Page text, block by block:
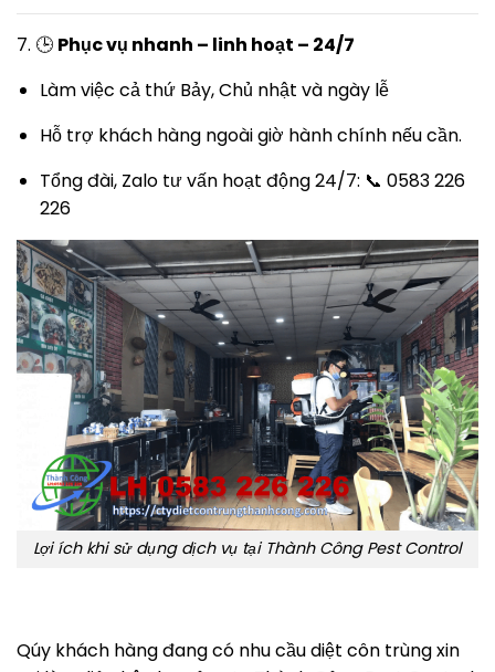
7. 🕒 Phục vụ nhanh – linh hoạt – 24/7
Làm việc cả thứ Bảy, Chủ nhật và ngày lễ
Hỗ trợ khách hàng ngoài giờ hành chính nếu cần.
Tổng đài, Zalo tư vấn hoạt động 24/7: 📞 0583 226
226
Lợi ích khi sử dụng dịch vụ tại Thành Công Pest Control
Qúy khách hàng đang có nhu cầu diệt côn trùng xin